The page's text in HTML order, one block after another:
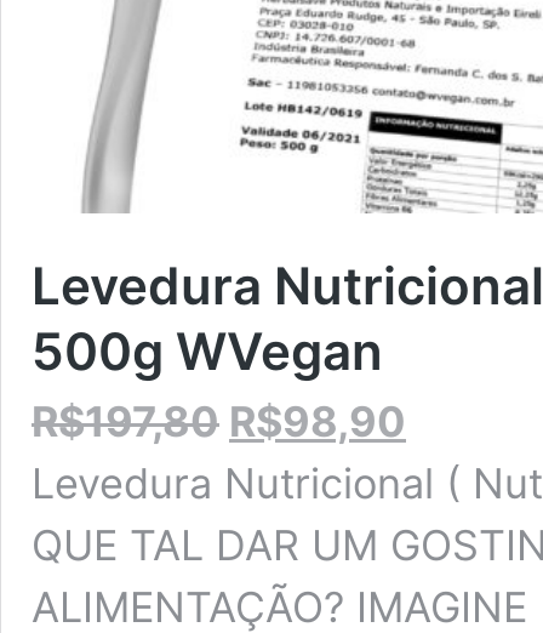
Levedura
500g WVegan
R$197,80 O
preço
era:
R$197,80.
R$98,90
é:
R$98,90.
Levedura Nutricional (
QUE TAL DAR UM
ALIMENTAÇÃO?